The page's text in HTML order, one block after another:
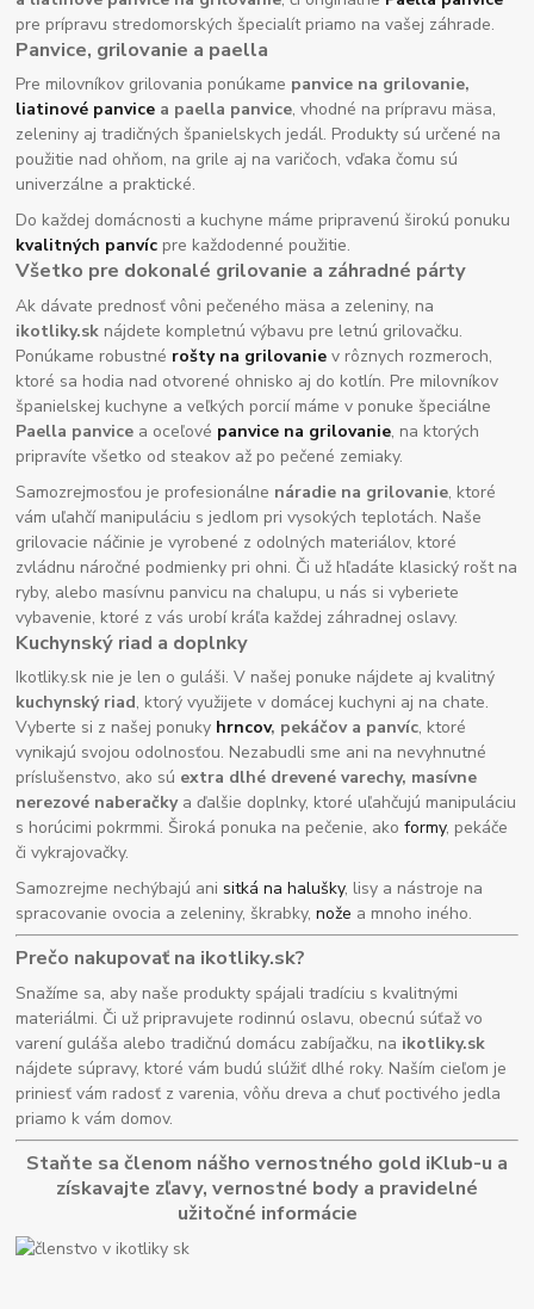
pre prípravu stredomorských špecialít priamo na vašej záhrade.
Panvice, grilovanie a paella
Pre milovníkov grilovania ponúkame panvice na grilovanie,
liatinové panvice a paella panvice, vhodné na prípravu mäsa,
zeleniny aj tradičných španielskych jedál. Produkty sú určené na
použitie nad ohňom, na grile aj na varičoch, vďaka čomu sú
univerzálne a praktické.
Do každej domácnosti a kuchyne máme pripravenú širokú ponuku
kvalitných panvíc pre každodenné použitie.
Všetko pre dokonalé grilovanie a záhradné párty
Ak dávate prednosť vôni pečeného mäsa a zeleniny, na
ikotliky.sk nájdete kompletnú výbavu pre letnú grilovačku.
Ponúkame robustné rošty na grilovanie v rôznych rozmeroch,
ktoré sa hodia nad otvorené ohnisko aj do kotlín. Pre milovníkov
španielskej kuchyne a veľkých porcií máme v ponuke špeciálne
Paella panvice a oceľové panvice na grilovanie, na ktorých
pripravíte všetko od steakov až po pečené zemiaky.
Samozrejmosťou je profesionálne náradie na grilovanie, ktoré
vám uľahčí manipuláciu s jedlom pri vysokých teplotách. Naše
grilovacie náčinie je vyrobené z odolných materiálov, ktoré
zvládnu náročné podmienky pri ohni. Či už hľadáte klasický rošt na
ryby, alebo masívnu panvicu na chalupu, u nás si vyberiete
vybavenie, ktoré z vás urobí kráľa každej záhradnej oslavy.
Kuchynský riad a doplnky
Ikotliky.sk nie je len o guláši. V našej ponuke nájdete aj kvalitný
kuchynský riad, ktorý využijete v domácej kuchyni aj na chate.
Vyberte si z našej ponuky hrncov, pekáčov a panvíc, ktoré
vynikajú svojou odolnosťou. Nezabudli sme ani na nevyhnutné
príslušenstvo, ako sú extra dlhé drevené varechy, masívne
nerezové naberačkya ďalšie doplnky, ktoré uľahčujú manipuláciu
s horúcimi pokrmmi. Široká ponuka na pečenie, akoformy, pekáče
či vykrajovačky.
Samozrejme nechýbajú anisitká na halušky, lisy a nástroje na
spracovanie ovocia a zeleniny, škrabky,nože a mnoho iného.
Prečo nakupovať na ikotliky.sk?
Snažíme sa, aby naše produkty spájali tradíciu s kvalitnými
materiálmi. Či už pripravujete rodinnú oslavu, obecnú súťaž vo
varení guláša alebo tradičnú domácu zabíjačku, na ikotliky.sk
nájdete súpravy, ktoré vám budú slúžiť dlhé roky. Naším cieľom je
priniesť vám radosť z varenia, vôňu dreva a chuť poctivého jedla
priamo k vám domov.
Staňte sa členom nášho vernostného gold iKlub-u a
získavajte zľavy, vernostné body a pravidelné
užitočné informácie